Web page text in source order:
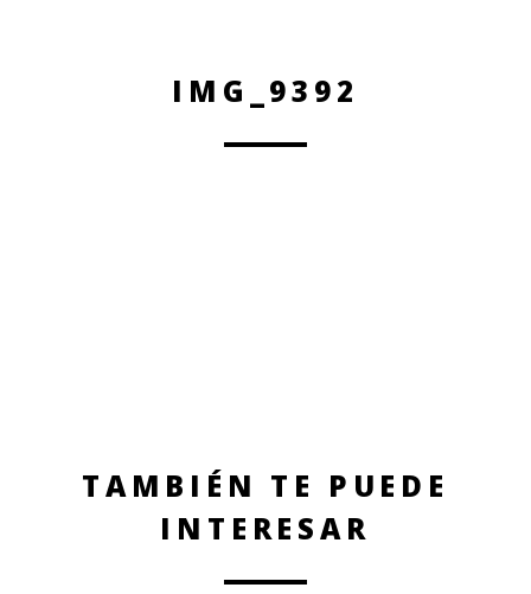
IMG_9392
TAMBIÉN TE PUEDE
INTERESAR